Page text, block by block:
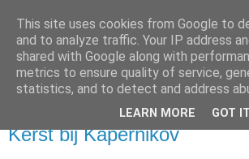
woensdag 20 december 2017
Kerst bij Kapernikov
This site uses cookies from Google to
and to analyze traffic. Your IP address
shared with Google along with
metrics to ensure quality of service,
statistics, and to detect and address
LEARN MORE GOT IT